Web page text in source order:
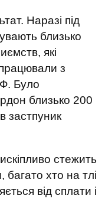
Наразі під
близько
які
з
Було
близько 200
застпуник
стежить
багато хто на тлі
від сплати і